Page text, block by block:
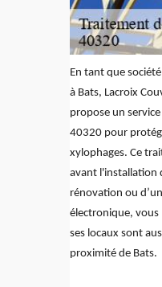
En tant que
à Bats, Lacroix
propose un
40320 pour
xylophages. Ce
avant l'installation
rénovation ou
électronique, vous
ses locaux sont
proximité de Bats.